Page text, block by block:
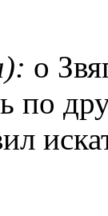
о
по